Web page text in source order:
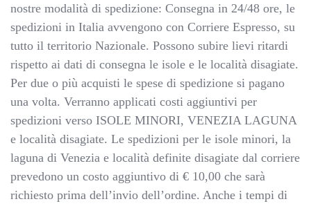
nostre modalità di spedizione: Consegna in 24/48 ore, le
spedizioni in Italia avvengono con Corriere Espresso, su
tutto il territorio Nazionale. Possono subire lievi ritardi
rispetto ai dati di consegna le isole e le località disagiate.
Per due o più acquisti le spese di spedizione si pagano
una volta. Verranno applicati costi aggiuntivi per
spedizioni verso ISOLE MINORI, VENEZIA LAGUNA
e località disagiate. Le spedizioni per le isole minori, la
laguna di Venezia e località definite disagiate dal corriere
prevedono un costo aggiuntivo di € 10,00 che sarà
richiesto prima dell’invio dell’ordine. Anche i tempi di